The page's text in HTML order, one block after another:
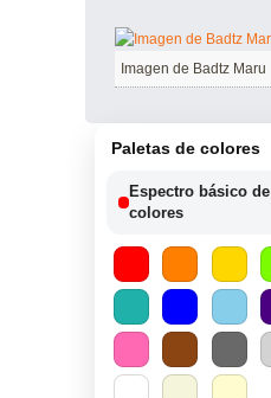
Imagen de Badtz Maru
Paletas de colores
Espectro básico de
colores